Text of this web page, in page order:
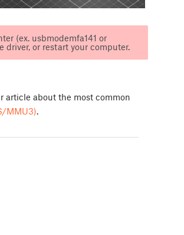
(ex. usbmodemfa141 or
or restart your computer.
article about the most common
MMU3).